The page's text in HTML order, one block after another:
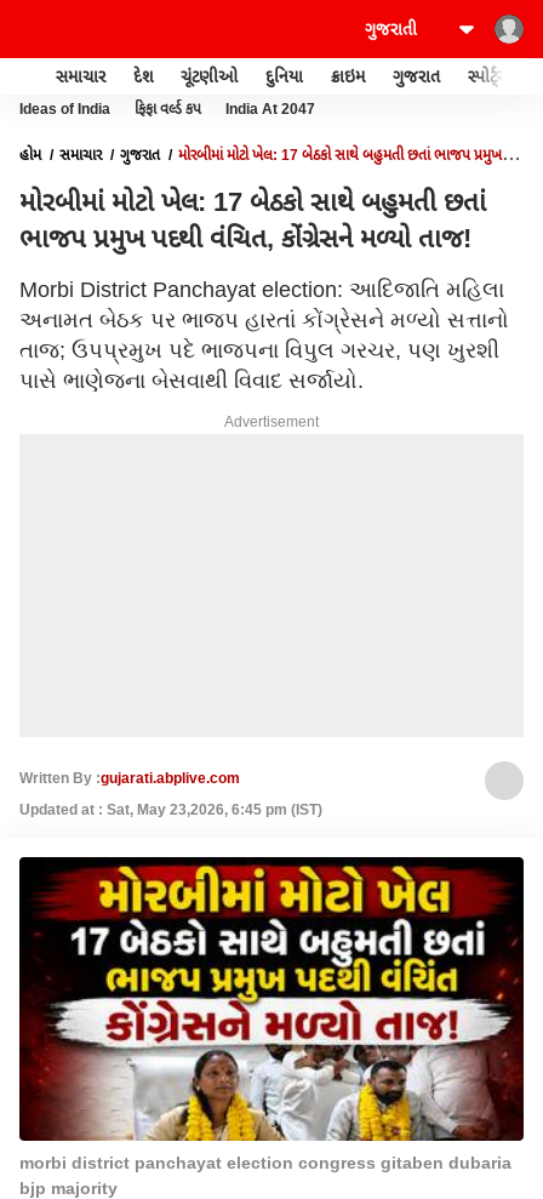
સમાચાર દેશ ચૂંટણીઓ દુનિયા ક્રાઇમ ગુજરાત સ્પોર્ટ્સ
Ideas of India ફિફા વર્લ્ડ કપ India At 2047
હોમ સમાચાર ગુજરાત
મોરબીમાં મોટો ખેલ: 17 બેઠકો સાથે બહુમતી છતાં ભાજપ પ્રમુખ
મોરબીમાં મોટો ખેલ: 17 બેઠકો સાથે બહુમતી છતાં
ભાજપ પ્રમુખ પદથી વંચિત, કોંગ્રેસને મળ્યો તાજ!
Morbi District Panchayat election: આદિજાતિ મહિલા
અનામત બેઠક પર ભાજપ હારતાં કોંગ્રેસને મળ્યો સત્તાનો
તાજ; ઉપપ્રમુખ પદે ભાજપના વિપુલ ગરચર, પણ ખુરશી
પાસે ભાણેજના બેસવાથી વિવાદ સર્જાયો.
Advertisement
Written By :gujarati.abplive.com
Updated at : Sat, May 23,2026, 6:45 pm (IST)
morbi district panchayat election congress gitaben dubaria
bjp majority